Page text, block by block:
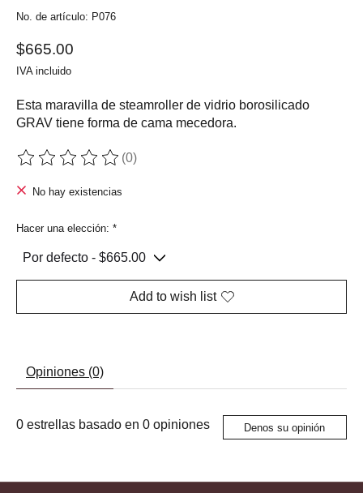
No. de artículo: P076
$665.00
IVA incluido
Esta maravilla de steamroller de vidrio borosilicado
GRAV tiene forma de cama mecedora.
The rating of this product is
(0)
No hay existencias
Hacer una elección: *
Add to wish list
Opiniones (0)
0 estrellas basado en 0 opiniones Denos su opinión